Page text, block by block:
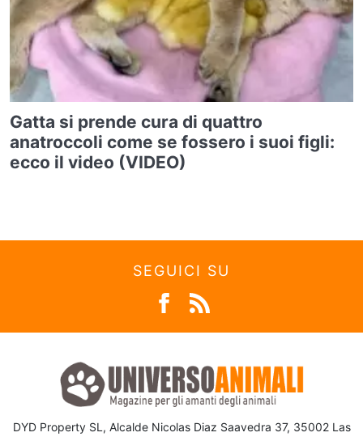
Gatta si prende cura di quattro
anatroccoli come se fossero i suoi figli:
ecco il video (VIDEO)
SEGUICI SU
DYD Property SL, Alcalde Nicolas Diaz Saavedra 37, 35002 Las